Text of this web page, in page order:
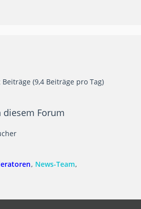
Beiträge (9,4 Beiträge pro Tag)
Forum
News-Team